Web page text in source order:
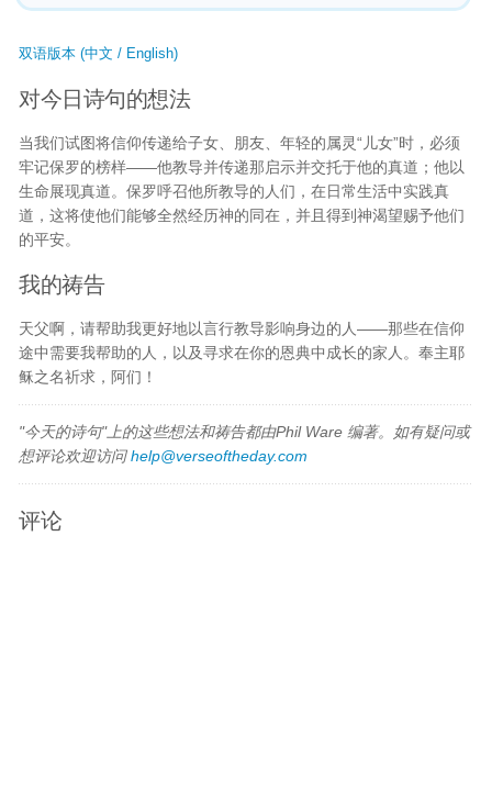
双语版本 (中文 / English)
对今日诗句的想法
当我们试图将信仰传递给子女、朋友、年轻的属灵“儿女”时，必须
牢记保罗的榜样——他教导并传递那启示并交托于他的真道；他以
生命展现真道。保罗呼召他所教导的人们，在日常生活中实践真
道，这将使他们能够全然经历神的同在，并且得到神渴望赐予他们
的平安。
我的祷告
天父啊，请帮助我更好地以言行教导影响身边的人——那些在信仰
途中需要我帮助的人，以及寻求在你的恩典中成长的家人。奉主耶
稣之名祈求，阿们！
"今天的诗句"上的这些想法和祷告都由Phil Ware 编著。如有疑问或
想评论欢迎访问help@verseoftheday.com
评论